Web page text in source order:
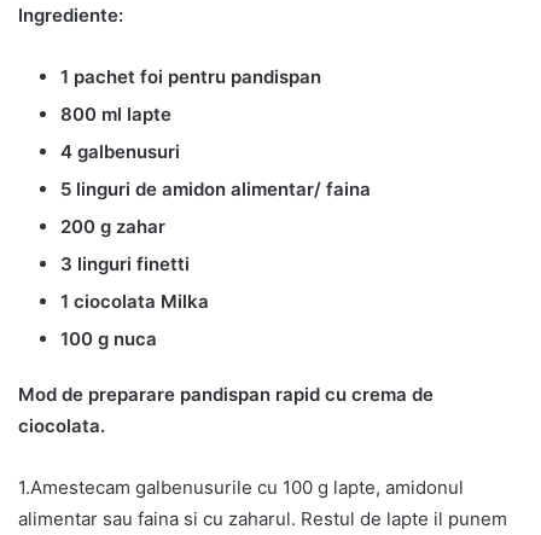
Ingrediente:
1 pachet foi pentru pandispan
800 ml lapte
4 galbenusuri
5 linguri de amidon alimentar/ faina
200 g zahar
3 linguri finetti
1 ciocolata Milka
100 g nuca
Mod de preparare pandispan rapid cu crema de
ciocolata.
1.Amestecam galbenusurile cu 100 g lapte, amidonul
alimentar sau faina si cu zaharul. Restul de lapte il punem